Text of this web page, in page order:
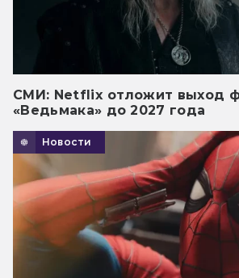
СМИ: Netflix отложит выход
«Ведьмака» до 2027 года
Новости